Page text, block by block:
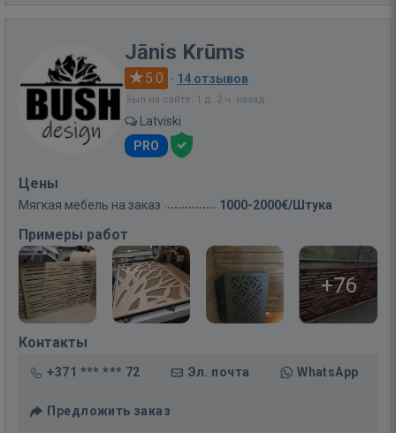
Jānis Krūms
5.0 · 14 отзывов
Был на сайте: 1 д. 2 ч. назад
Latviski
PRO
Цены
Мягкая мебель на заказ 1000-2000€/Штука
Примеры работ
+76
Контакты
+371 *** *** 72 Эл. почта WhatsApp
Предложить заказ